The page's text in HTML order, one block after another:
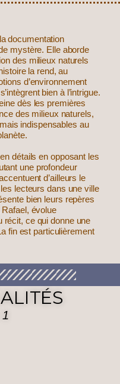
documentation
mystère. Elle aborde
des milieux naturels
la rend, au
d’environnement
bien à l’intrigue.
dès les premières
des milieux naturels,
indispensables au
détails en opposant les
une profondeur
d’ailleurs le
lecteurs dans une ville
bien leurs repères
évolue
récit, ce qui donne une
fin est particulièrement